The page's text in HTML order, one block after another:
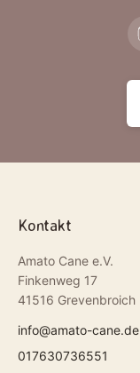
Kontakt
Amato Cane e.V.
Finkenweg 17
41516 Grevenbroich
info@amato-cane.de
017630736551